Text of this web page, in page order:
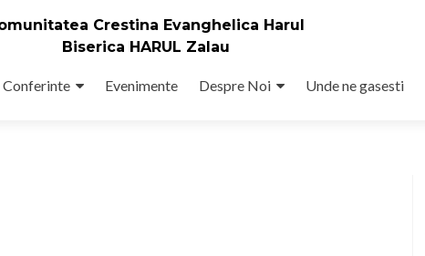
Crestina Evanghelica Harul
Biserica HARUL Zalau
Conferinte Evenimente Despre Noi Unde ne gasesti